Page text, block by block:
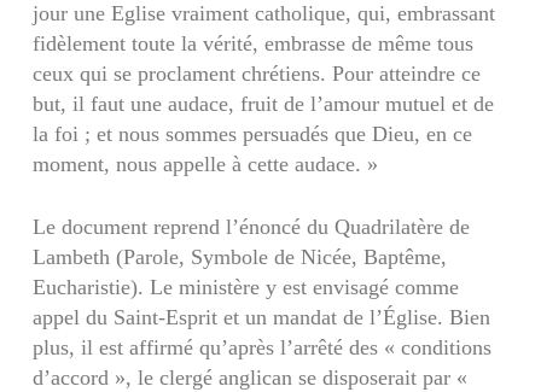
jour une Eglise vraiment catholique, qui, embrassant
fidèlement toute la vérité, embrasse de même tous
ceux qui se proclament chrétiens. Pour atteindre ce
but, il faut une audace, fruit de l’amour mutuel et de
la foi ; et nous sommes persuadés que Dieu, en ce
moment, nous appelle à cette audace. »
Le document reprend l’énoncé du Quadrilatère de
Lambeth (Parole, Symbole de Nicée, Baptême,
Eucharistie). Le ministère y est envisagé comme
appel du Saint-Esprit et un mandat de l’Église. Bien
plus, il est affirmé qu’après l’arrêté des « conditions
d’accord », le clergé anglican se disposerait par «